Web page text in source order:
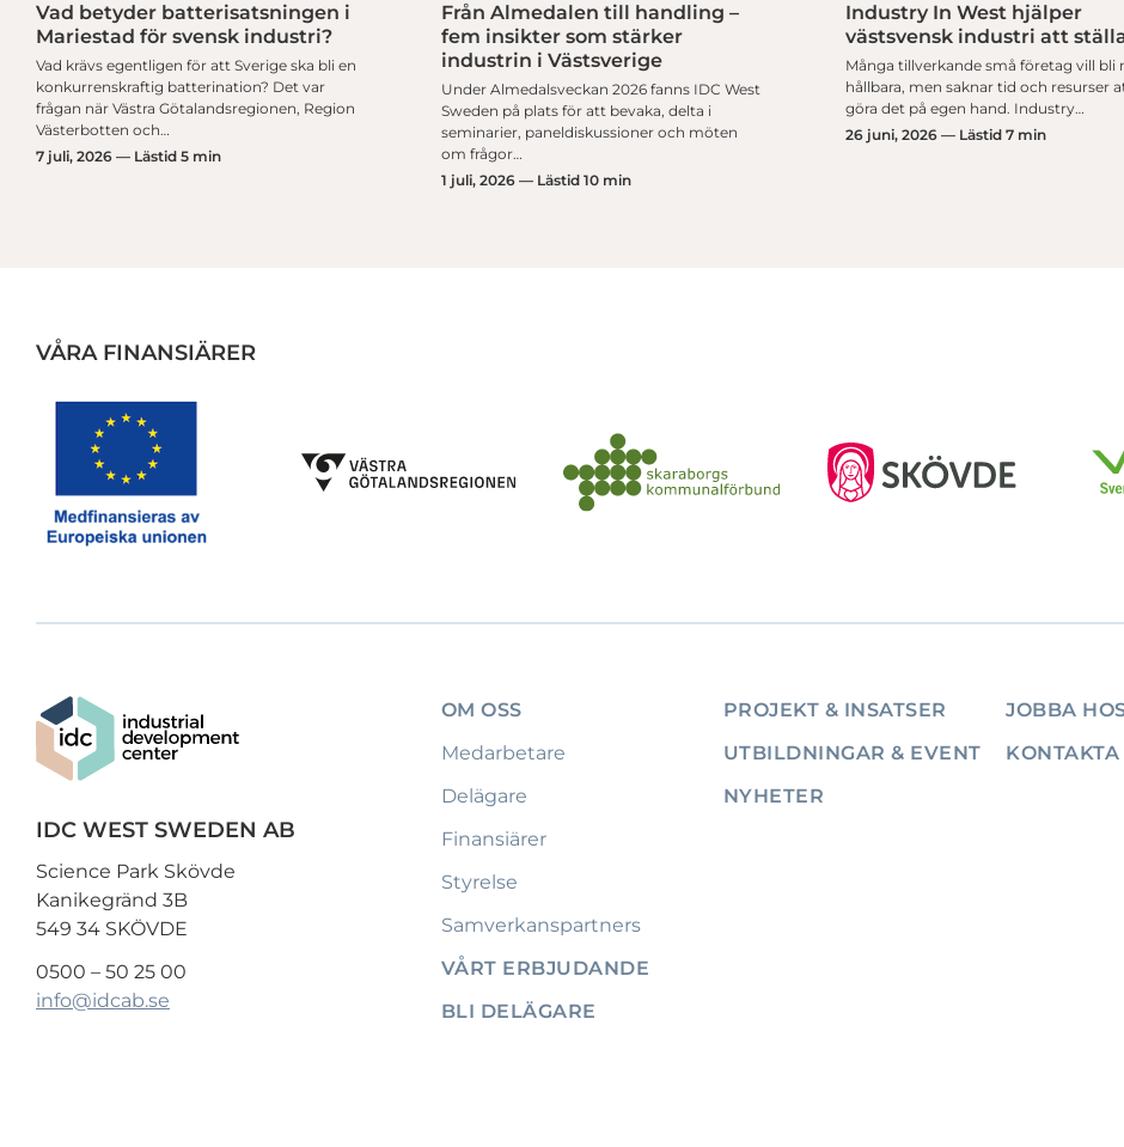
Vad betyder batterisatsningen i
Mariestad för svensk industri?
Vad krävs egentligen för att Sverige ska bli en
konkurrenskraftig batterination? Det var
frågan när Västra Götalandsregionen, Region
Västerbotten och…
7 juli, 2026 — Lästid 5 min
Från Almedalen till handling –
fem insikter som stärker
industrin i Västsverige
Under Almedalsveckan 2026 fanns IDC West
Sweden på plats för att bevaka, delta i
seminarier, paneldiskussioner och möten
om frågor…
1 juli, 2026 — Lästid 10 min
om
Industry In West hjälper
västsvensk industri att
Många tillverkande små företag vill bli
hållbara, men saknar tid och resurser
göra det på egen hand. Industry…
26 juni, 2026 — Lästid 7 min
38,5 miljoner satsas för att stärka industrins roll i totalförsvaret
VÅRA FINANSIÄRER
IDC WEST SWEDEN AB
Science Park Skövde
Kanikegränd 3B
549 34 SKÖVDE
0500 – 50 25 00
info@idcab.se
OM OSS
Medarbetare
Delägare
Finansiärer
Styrelse
Samverkanspartners
VÅRT ERBJUDANDE
BLI DELÄGARE
PROJEKT & INSATSER
UTBILDNINGAR & EVENT
NYHETER
JOBBA
KONTAKTA